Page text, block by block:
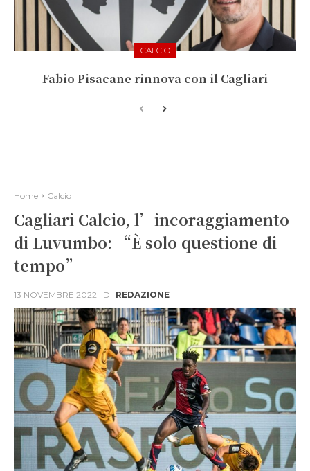
CALCIO
Fabio Pisacane rinnova con il Cagliari